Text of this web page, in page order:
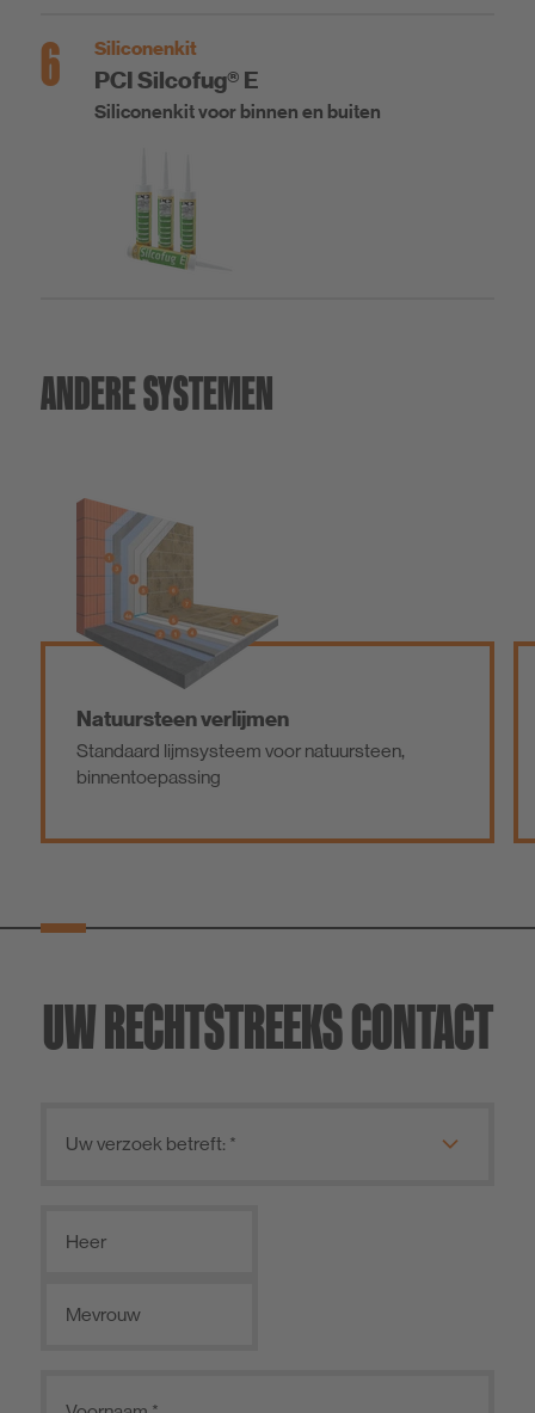
6 Siliconenkit
PCI Silcofug® E
Siliconenkit voor binnen en buiten
ANDERE SYSTEMEN
Natuursteen verlijmen
Standaard lijmsysteem voor natuursteen,
binnentoepassing
UW RECHTSTREEKS CONTACT
Heer
Mevrouw